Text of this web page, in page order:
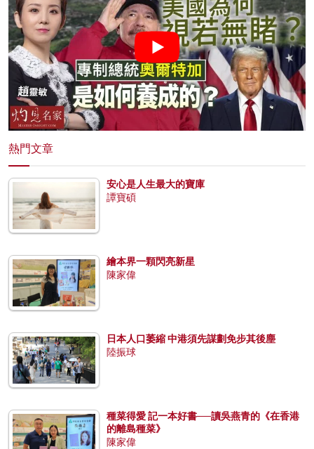
熱門文章
安心是人生最大的寶庫
譚寶碩
繪本界一顆閃亮新星
陳家偉
日本人口萎縮 中港須先謀劃免步其後塵
陸振球
種菜得愛 記一本好書──讀吳燕青的《在香港
的離島種菜》
陳家偉